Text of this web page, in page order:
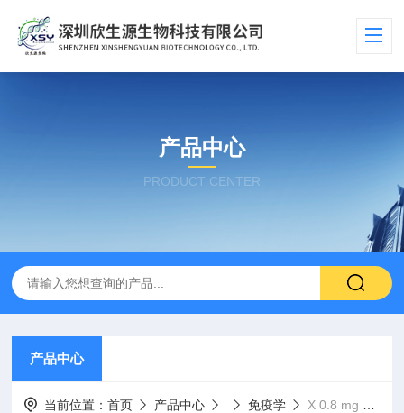
产品中心
PRODUCT CENTER
产品中心
当前位置：首页 产品中心 免疫学 X 0.8 mg vialHFX1010凝血因子